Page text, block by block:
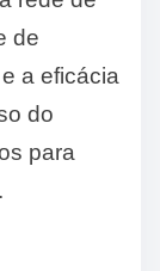
de
a eficácia
do
para